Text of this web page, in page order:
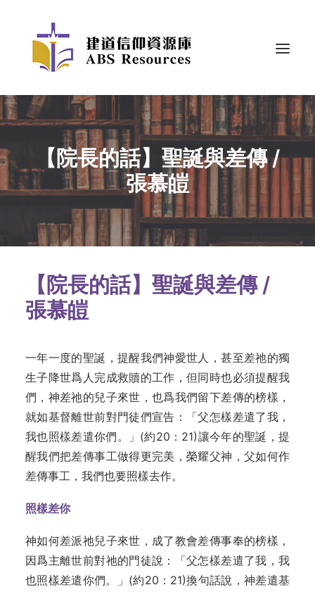
【院長的話】聖誕與差傳 /
張慕皚
【院長的話】聖誕與差傳 /
張慕皚
一年一度的聖誕，提醒我們神愛世人，甚至差祂的獨
生子降世爲人完成救贖的工作，但同時也必須提醒我
們，神差祂的兒子來世，也爲我們留下差傳的榜樣，
就如基督離世前對門徒們宣告：「父怎樣差遣了我，
我也照樣差遣你們。」(約20：21)讓今年的聖誕，提
醒我們把差傳事工做得更完美，榮耀父神，父如何作
差傳事工，我們也要照樣去作。
照樣差你
神如何差派祂兒子來世，成了教會差傳事奉的榜樣，
因爲主離世前對祂的門徒說：「父怎樣差遣了我，我
也照樣差遣你們。」(約20：21)換句話說，神差遣基